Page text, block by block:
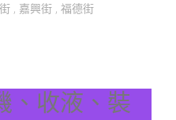
, 嘉興街 , 福德街
收液、裝